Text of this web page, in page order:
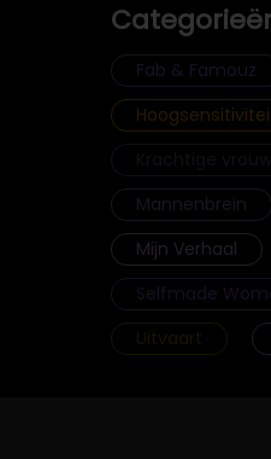
Fab & Famouz
Mannenbrein
Mijn Verhaal
Selfmade
Uitvaart